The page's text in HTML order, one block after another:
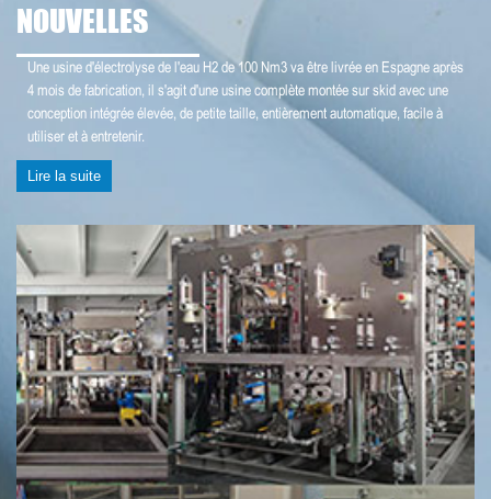
NOUVELLES
Une usine d'électrolyse de l'eau H2 de 100 Nm3 va être livrée en Espagne après
4 mois de fabrication, il s'agit d'une usine complète montée sur skid avec une
conception intégrée élevée, de petite taille, entièrement automatique, facile à
utiliser et à entretenir.
Lire la suite